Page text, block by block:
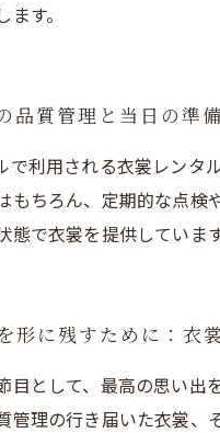
す。
品質管理と当日の準
で利用される衣裳レンタ
もちろん、定期的な点検
態で衣裳を提供していま
形に残すために：衣
目として、最高の思い出
管理の行き届いた衣裳